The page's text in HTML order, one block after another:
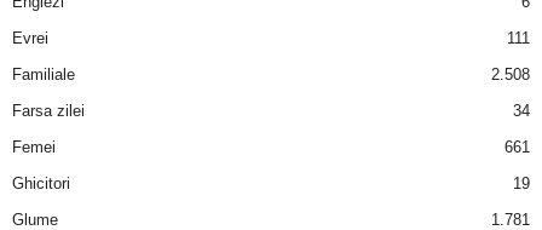
Evrei
111
Familiale
2.508
Farsa zilei
34
Femei
661
Ghicitori
19
Glume
1.781